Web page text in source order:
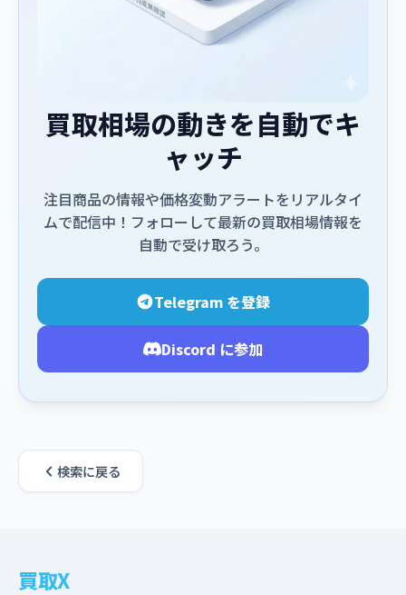
買取相場の動きを自動でキ
ャッチ
注目商品の情報や価格変動アラートをリアルタイ
ムで配信中！フォローして最新の買取相場情報を
自動で受け取ろう。
Telegram を登録
Discord に参加
検索に戻る
買取X